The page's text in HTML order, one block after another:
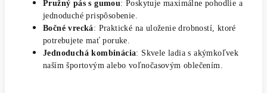
Pružný pás s gumou: Poskytuje maximálne pohodlie a
jednoduché prispôsobenie.
Bočné vrecká: Praktické na uloženie drobností, ktoré
potrebujete mať poruke.
Jednoduchá kombinácia: Skvele ladia s akýmkoľvek
naším športovým alebo voľnočasovým oblečením.